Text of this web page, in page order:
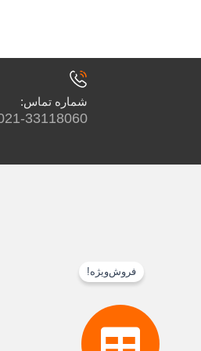
شماره تماس:
33118060
فروش‌ویژه!